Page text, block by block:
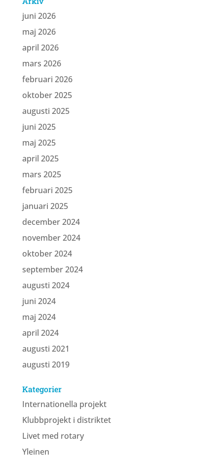
juni 2026
maj 2026
april 2026
mars 2026
februari 2026
oktober 2025
augusti 2025
juni 2025
maj 2025
april 2025
mars 2025
februari 2025
januari 2025
december 2024
november 2024
oktober 2024
september 2024
augusti 2024
juni 2024
maj 2024
april 2024
augusti 2021
augusti 2019
Kategorier
Internationella projekt
Klubbprojekt i distriktet
Livet med rotary
Yleinen